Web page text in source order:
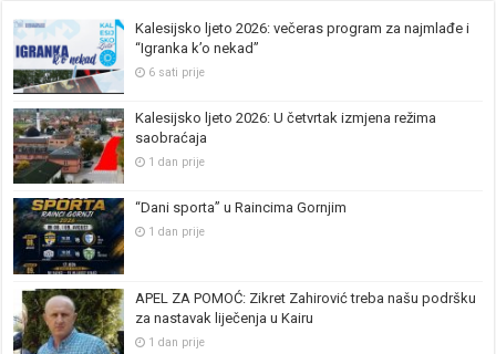
Kalesijsko ljeto 2026: večeras program za najmlađe i
“Igranka k’o nekad”
6 sati prije
Kalesijsko ljeto 2026: U četvrtak izmjena režima
saobraćaja
1 dan prije
“Dani sporta” u Raincima Gornjim
1 dan prije
APEL ZA POMOĆ: Zikret Zahirović treba našu podršku
za nastavak liječenja u Kairu
1 dan prije